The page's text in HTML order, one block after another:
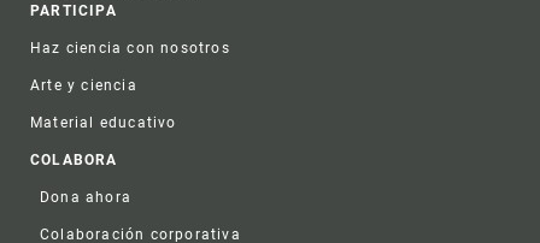
PARTICIPA
Haz ciencia con nosotros
Arte y ciencia
Material educativo
COLABORA
Dona ahora
Colaboración corporativa